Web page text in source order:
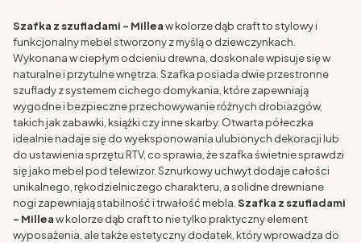
Szafka z szufladami - Milleaw kolorze dąb craft to stylowy i
funkcjonalny mebel stworzony z myślą o dziewczynkach.
Wykonana w ciepłym odcieniu drewna, doskonale wpisuje się w
naturalne i przytulne wnętrza. Szafka posiada dwie przestronne
szuflady z systemem cichego domykania, które zapewniają
wygodne i bezpieczne przechowywanie różnych drobiazgów,
takich jak zabawki, książki czy inne skarby. Otwarta półeczka
idealnie nadaje się do wyeksponowania ulubionych dekoracji lub
do ustawienia sprzętu RTV, co sprawia, że szafka świetnie sprawdzi
się jako mebel pod telewizor. Sznurkowy uchwyt dodaje całości
unikalnego, rękodzielniczego charakteru, a solidne drewniane
nogi zapewniają stabilność i trwałość mebla.Szafka z szufladami
- Milleaw kolorze dąb craft to nie tylko praktyczny element
wyposażenia, ale także estetyczny dodatek, który wprowadza do